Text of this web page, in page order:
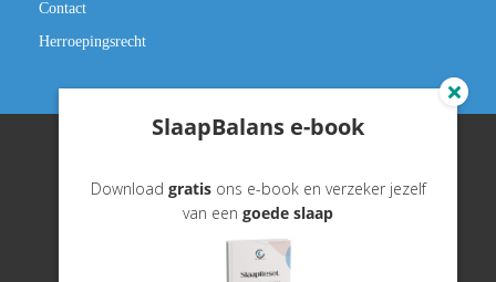
Contact
Herroepingsrecht
©️ slaapbalans.nl
SlaapBalans e-book
Download gratisons e-book en verzeker jezelf
van een goede slaap